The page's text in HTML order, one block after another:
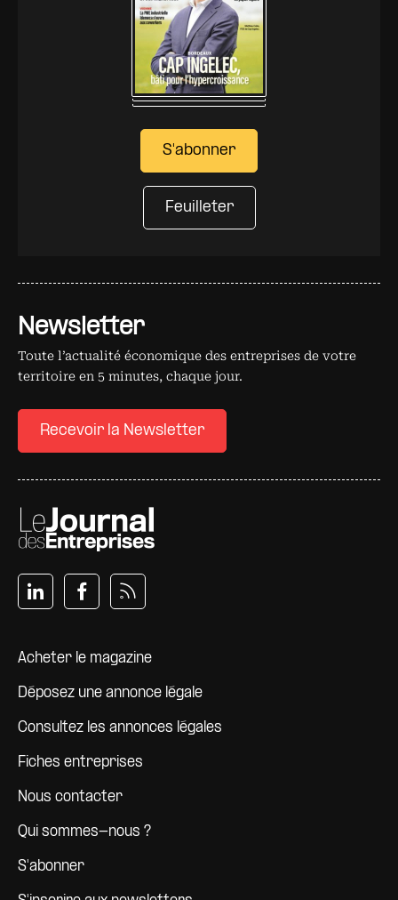
Newsletter
Toute l’actualité économique des entreprises de votre
territoire en 5 minutes, chaque jour.
Recevoir la Newsletter
Pied de page
Acheter le magazine
Déposez une annonce légale
Consultez les annonces légales
Fiches entreprises
Nous contacter
Qui sommes-nous ?
S'abonner
S'abonner
Feuilleter